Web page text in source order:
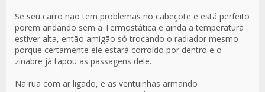
Se seu carro não tem problemas no cabeçote e está perfeito
porem andando sem a Termostática e ainda a temperatura
estiver alta, então amigão só trocando o radiador mesmo
porque certamente ele estará corroído por dentro e o
zinabre já tapou as passagens dele.
Na rua com ar ligado, e as ventuinhas armando